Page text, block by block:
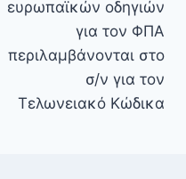
ευρωπαϊκών οδηγιών
για τον ΦΠΑ
περιλαμβάνονται στο
σ/ν για τον
Τελωνειακό Κώδικα